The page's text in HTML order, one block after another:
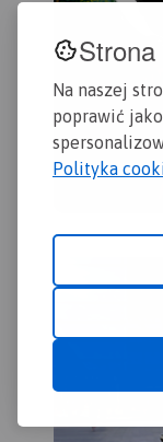
Na naszej
poprawić
Polityka